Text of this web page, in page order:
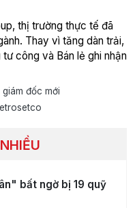
thị trường thực tế đã
Thay vì tăng dàn trải,
công và Bán lẻ ghi nhận
đốc mới
bất ngờ bị 19 quỹ